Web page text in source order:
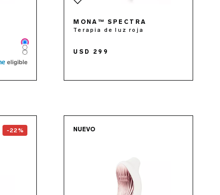
Color
Color
Color
MONA™ SPECTRA
Terapia de luz roja
USD 299
-22% NUEVO